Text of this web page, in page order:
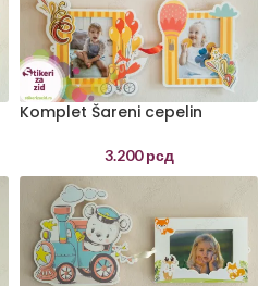
Komplet Šareni cepelin
3.200рсд